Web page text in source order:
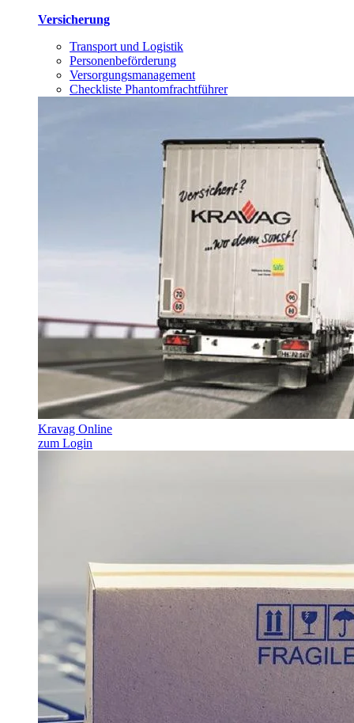
Versicherung
Transport und Logistik
Personenbeförderung
Versorgungsmanagement
Checkliste Phantomfrachtführer
Kravag Online
zum Login